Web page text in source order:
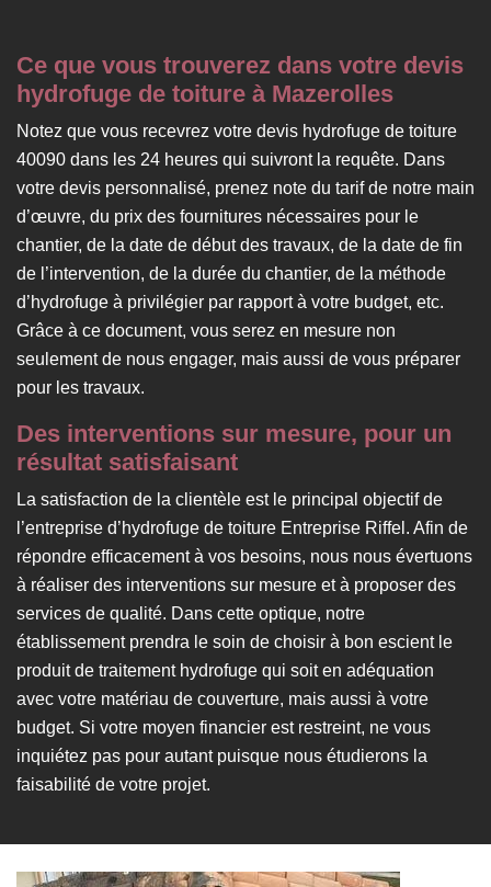
Ce que vous trouverez dans votre devis
hydrofuge de toiture à Mazerolles
Notez que vous recevrez votre devis hydrofuge de toiture
40090 dans les 24 heures qui suivront la requête. Dans
votre devis personnalisé, prenez note du tarif de notre main
d’œuvre, du prix des fournitures nécessaires pour le
chantier, de la date de début des travaux, de la date de fin
de l’intervention, de la durée du chantier, de la méthode
d’hydrofuge à privilégier par rapport à votre budget, etc.
Grâce à ce document, vous serez en mesure non
seulement de nous engager, mais aussi de vous préparer
pour les travaux.
Des interventions sur mesure, pour un
résultat satisfaisant
La satisfaction de la clientèle est le principal objectif de
l’entreprise d’hydrofuge de toiture Entreprise Riffel. Afin de
répondre efficacement à vos besoins, nous nous évertuons
à réaliser des interventions sur mesure et à proposer des
services de qualité. Dans cette optique, notre
établissement prendra le soin de choisir à bon escient le
produit de traitement hydrofuge qui soit en adéquation
avec votre matériau de couverture, mais aussi à votre
budget. Si votre moyen financier est restreint, ne vous
inquiétez pas pour autant puisque nous étudierons la
faisabilité de votre projet.